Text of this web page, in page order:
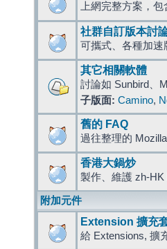
上網完整方案，
社群自訂版本討
可攜式、各種加速
其它相關軟體
討論如 Sunbird、
子版面: Camino,
舊的 FAQ
過往整理的
香港大鍋炒
製作、維護 zh-HK
附加元件
Extension 擴充
給 Extensions, 擴